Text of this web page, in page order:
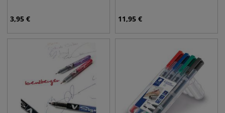
3,95 € 11,95 €